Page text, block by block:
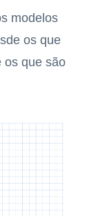
modelos
os que
os que são